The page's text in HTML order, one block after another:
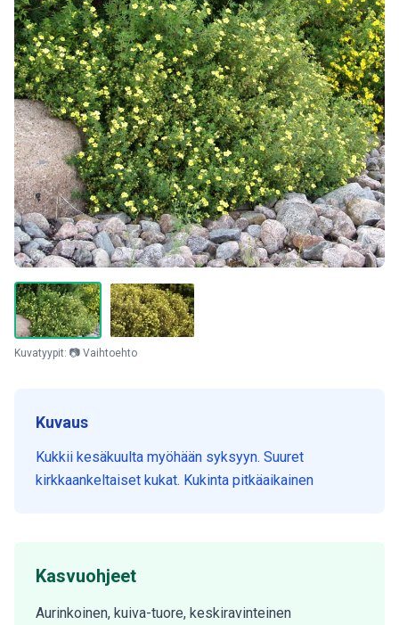
Kuvatyypit: 📷 Vaihtoehto
Kuvaus
Kukkii kesäkuulta myöhään syksyyn. Suuret
kirkkaankeltaiset kukat. Kukinta pitkäaikainen
Kasvuohjeet
Aurinkoinen, kuiva-tuore, keskiravinteinen